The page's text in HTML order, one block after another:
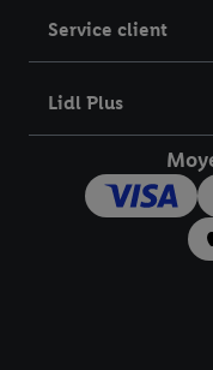
Service client
Lidl Plus